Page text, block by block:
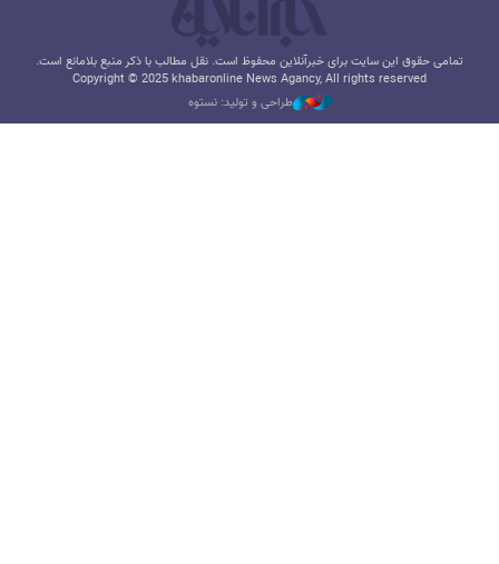
تمامی حقوق این سایت برای خبرآنلاین محفوظ است. نقل مطالب با ذکر منبع بلامانع است.
Copyright © 2025 khabaronline News Agancy, All rights reserved
طراحی و تولید: نستوه